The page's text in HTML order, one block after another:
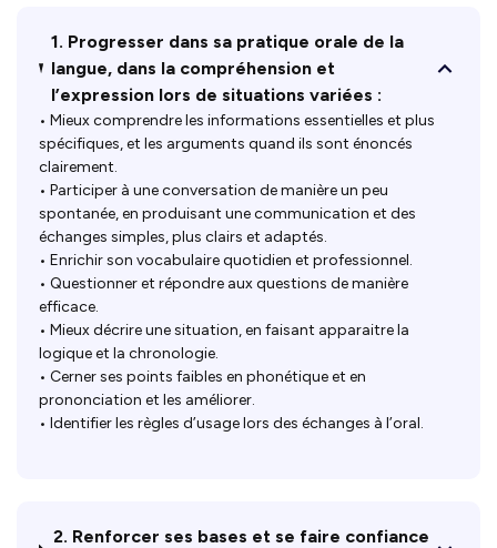
1. Progresser dans sa pratique orale de la
langue, dans la compréhension et
l’expression lors de situations variées :
• Mieux comprendre les informations essentielles et plus
spécifiques, et les arguments quand ils sont énoncés
clairement.
• Participer à une conversation de manière un peu
spontanée, en produisant une communication et des
échanges simples, plus clairs et adaptés.
• Enrichir son vocabulaire quotidien et professionnel.
• Questionner et répondre aux questions de manière
efficace.
• Mieux décrire une situation, en faisant apparaitre la
logique et la chronologie.
• Cerner ses points faibles en phonétique et en
prononciation et les améliorer.
• Identifier les règles d’usage lors des échanges à l’oral.
2. Renforcer ses bases et se faire confiance